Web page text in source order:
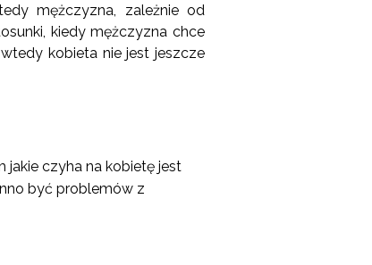
mężczyzna, zależnie od
kiedy mężczyzna chce
kobieta nie jest jeszcze
czyha na kobietę jest
być problemów z